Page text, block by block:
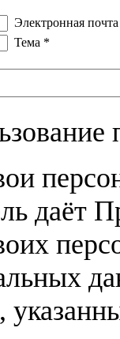
Электронная почта
Тема *
даёт